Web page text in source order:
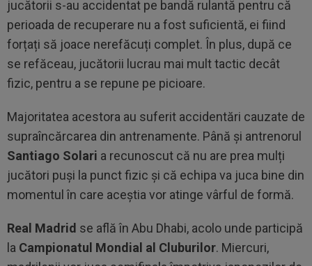
jucătorii s-au accidentat pe bandă rulantă pentru că
perioada de recuperare nu a fost suficientă, ei fiind
forțați să joace nerefăcuți complet. În plus, după ce
se refăceau, jucătorii lucrau mai mult tactic decât
fizic, pentru a se repune pe picioare.
Majoritatea acestora au suferit accidentări cauzate de
supraîncărcarea din antrenamente. Până și antrenorul
Santiago Solari a recunoscut că nu are prea mulți
jucători puși la punct fizic și că echipa va juca bine din
momentul în care aceștia vor atinge vârful de formă.
Real Madrid se află în Abu Dhabi, acolo unde participă
la Campionatul Mondial al Cluburilor. Miercuri,